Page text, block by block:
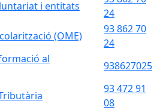
i entitats
24
(OME)
93 862 70
24
al
938627025
93 472 91
08